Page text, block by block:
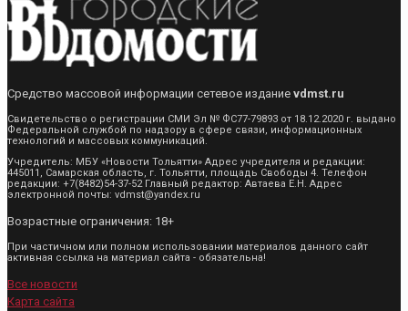
Средство массовой информации сетевое издание vdmst.ru
Свидетельство о регистрации СМИ Эл № ФС77-79893 от 18.12.2020 г. выдано
Федеральной службой по надзору в сфере связи, информационных
технологий и массовых коммуникаций.
Учредитель: МБУ «Новости Тольятти» Адрес учредителя и редакции:
445011, Самарская область, г. Тольятти, площадь Свободы 4. Телефон
редакции: +7(8482)54-37-52 Главный редактор: Автаева Е.Н. Адрес
электронной почты: vdmst@yandex.ru
Возрастные ограничения: 18+
При частичном или полном использовании материалов данного сайт
активная ссылка на материал сайта - обязательна!
Все новости
Карта сайта